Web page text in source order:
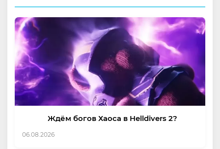
Ждём богов Хаоса в Helldivers 2?
06.08.2026